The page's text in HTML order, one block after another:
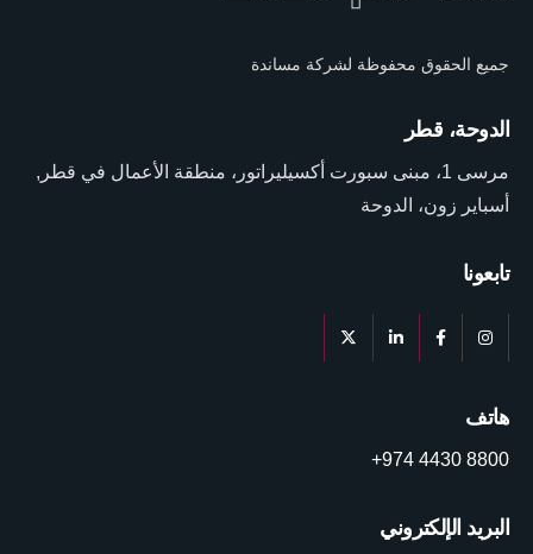
جميع الحقوق محفوظة لشركة مساندة
الدوحة، قطر
مرسى 1، مبنى سبورت أكسيليراتور، منطقة الأعمال في قطر,
أسباير زون، الدوحة
تابعونا
هاتف
+974 4430 8800
البريد الإلكتروني